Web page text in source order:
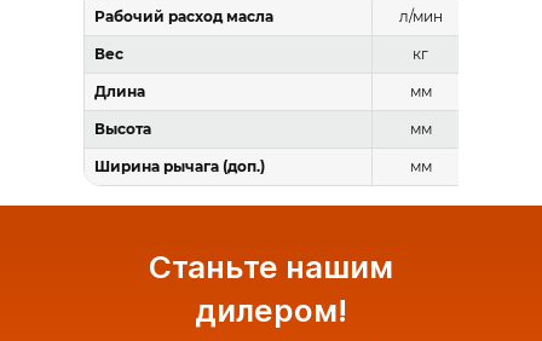
Рабочий расход масла л/мин
Вес кг
Длина мм
Высота мм
Ширина рычага (доп.) мм
Станьте нашим
дилером!